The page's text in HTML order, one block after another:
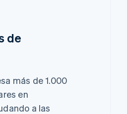
de
más de 1.000
en
a las